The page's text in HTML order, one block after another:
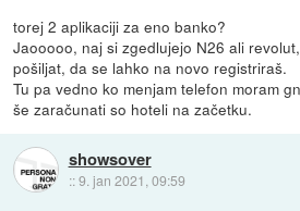
torej 2 aplikaciji za eno banko?
Jaooooo, naj si zgedlujejo N26 ali
pošiljat, da se lahko na novo registriraš.
Tu pa vedno ko menjam telefon moram
še zaračunati so hoteli na začetku.
showsover
::9. jan 2021, 09:59